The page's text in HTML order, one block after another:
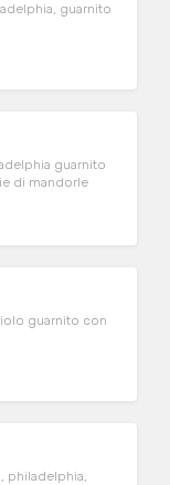
guarnito
guarnito
di mandorle
guarnito con
philadelphia,